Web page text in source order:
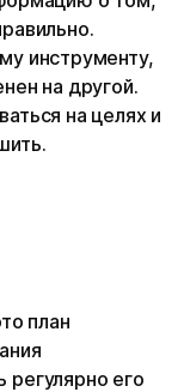
инструменту,
на другой.
на целях и
план
его